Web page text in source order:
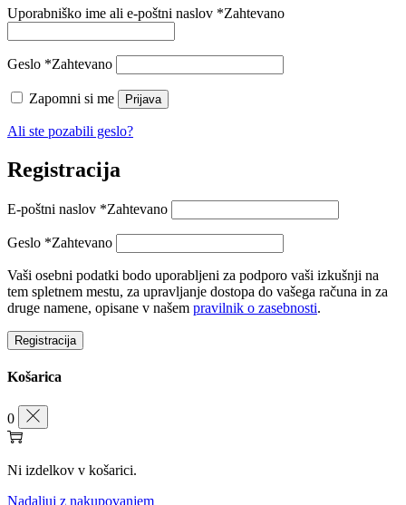
Uporabniško ime ali e-poštni naslov *Zahtevano
Geslo *Zahtevano
Zapomni si me Prijava
Ali ste pozabili geslo?
Registracija
E-poštni naslov *Zahtevano
Geslo *Zahtevano
Vaši osebni podatki bodo uporabljeni za podporo vaši izkušnji na
tem spletnem mestu, za upravljanje dostopa do vašega računa in za
druge namene, opisane v našem pravilnik o zasebnosti.
Registracija
Košarica
0
Ni izdelkov v košarici.
Nadaljuj z nakupovanjem